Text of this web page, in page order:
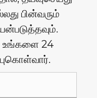
பின்வரும்
உங்களை 24